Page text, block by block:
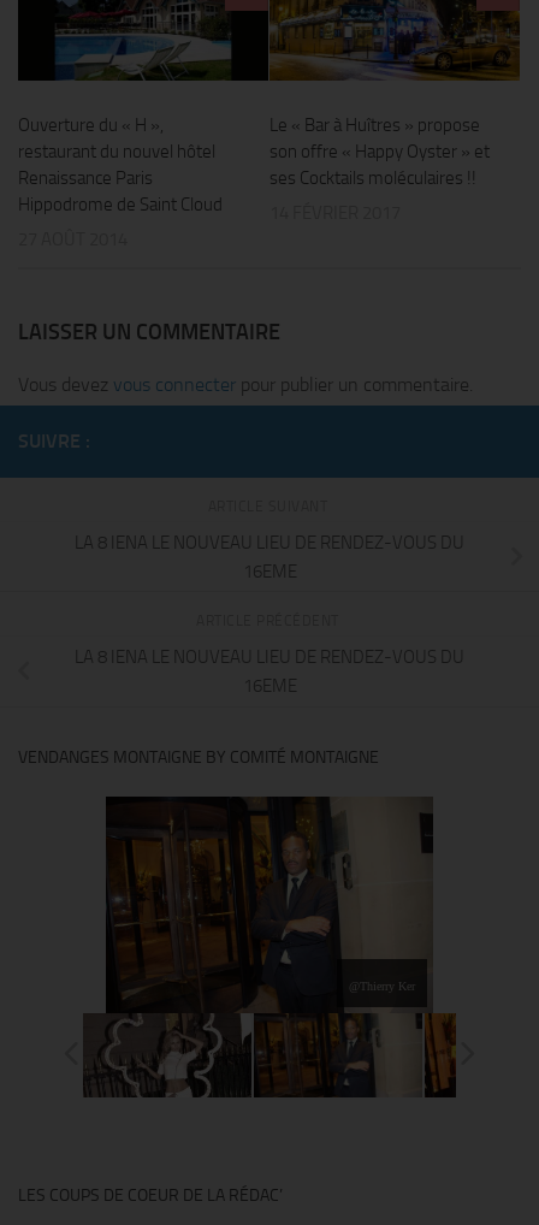
Ouverture du « H »,
restaurant du nouvel hôtel
Renaissance Paris
Hippodrome de Saint Cloud
Le « Bar à Huîtres » propose
son offre « Happy Oyster » et
ses Cocktails moléculaires !!
LAISSER UN COMMENTAIRE
Vous devez vous connecter pour publier un commentaire.
SUIVRE :
LA 8 IENA LE NOUVEAU LIEU DE RENDEZ-VOUS DU
16EME
LA 8 IENA LE NOUVEAU LIEU DE RENDEZ-VOUS DU
16EME
VENDANGES MONTAIGNE BY COMITÉ MONTAIGNE
@Thierry Ker
LES COUPS DE COEUR DE LA RÉDAC’